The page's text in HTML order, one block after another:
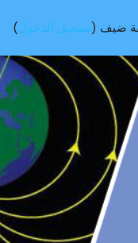
ضيف (تسجيل الدخول)